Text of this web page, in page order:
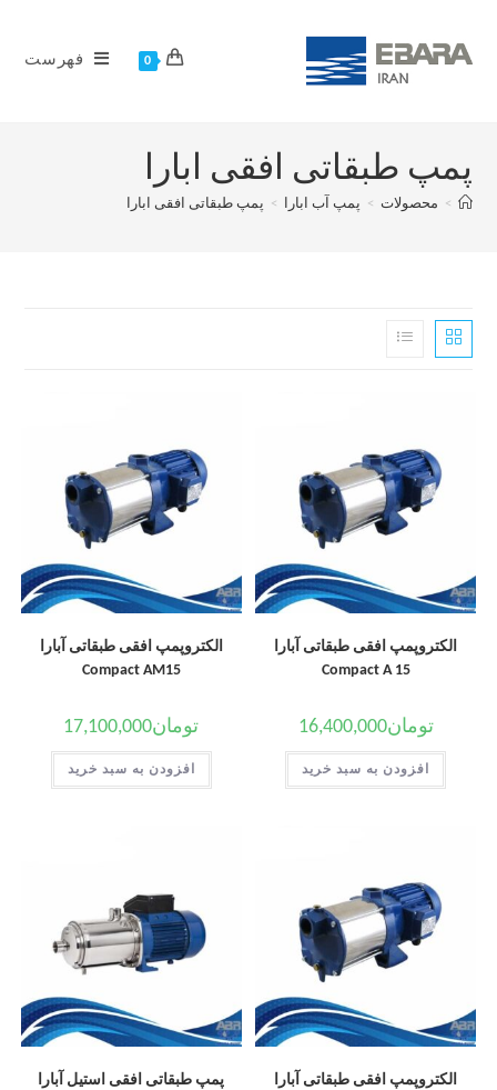
0 فهرست
پمپ طبقاتی افقی ابارا
> محصولات > پمپ آب ابارا > پمپ طبقاتی افقی ابارا
الکتروپمپ افقی طبقاتی آبارا
Compact A 15
تومان16,400,000
افزودن به سبد خرید
الکتروپمپ افقی طبقاتی آبارا
Compact AM15
تومان17,100,000
افزودن به سبد خرید
الکتروپمپ افقی طبقاتی آبارا
پمپ طبقاتی افقی استیل آبارا